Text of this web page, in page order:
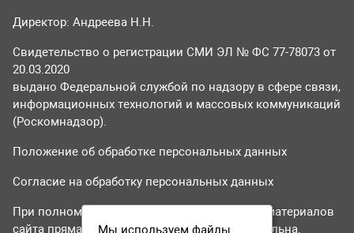
Директор: Андреева Н.Н.
Свидетельство о регистрации СМИ ЭЛ № ФС 77-78073 от
20.03.2020
выдано Федеральной службой по надзору в сфере связи,
информационных технологий и массовых коммуникаций
(Роскомнадзор).
Положение об обработке персональных данных
Согласие на обработку персональных данных
При полном или частичном использовании материалов
сайта прямая гиперссылка на tvr24.tv обязательна.
Мы используем файлы